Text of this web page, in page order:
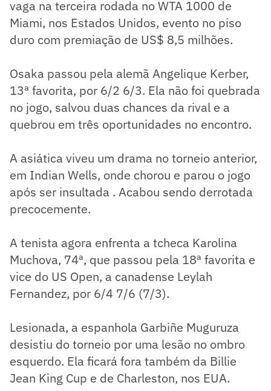
vaga na terceira rodada no WTA 1000 de
Miami, nos Estados Unidos, evento no piso
duro com premiação de US$ 8,5 milhões.
Osaka passou pela alemã Angelique Kerber,
13ª favorita, por 6/2 6/3. Ela não foi quebrada
no jogo, salvou duas chances da rival e a
quebrou em três oportunidades no encontro.
A asiática viveu um drama no torneio anterior,
em Indian Wells, onde chorou e parou o jogo
após ser insultada . Acabou sendo derrotada
precocemente.
A tenista agora enfrenta a tcheca Karolina
Muchova, 74ª, que passou pela 18ª favorita e
vice do US Open, a canadense Leylah
Fernandez, por 6/4 7/6 (7/3).
Lesionada, a espanhola Garbiñe Muguruza
desistiu do torneio por uma lesão no ombro
esquerdo. Ela ficará fora também da Billie
Jean King Cup e de Charleston, nos EUA.